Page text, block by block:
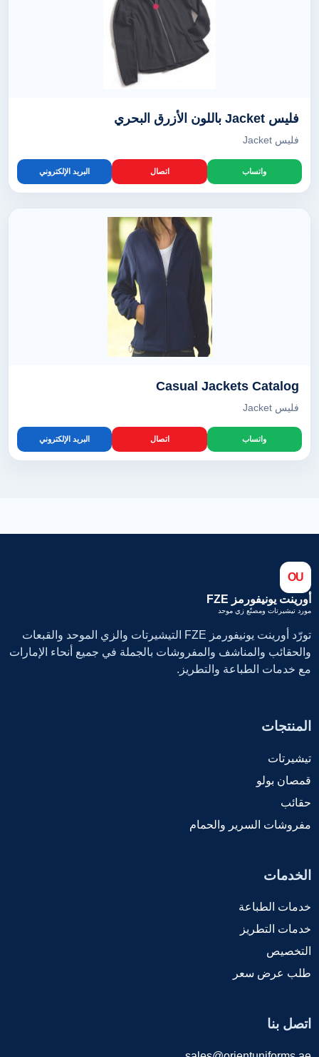
فليس Jacket باللون الأزرق البحري
فليس Jacket
واتساب اتصال البريد الإلكتروني
Casual Jackets Catalog
فليس Jacket
واتساب اتصال البريد الإلكتروني
OU
أورينت يونيفورمز FZE
مورد تيشيرتات ومصنّع زي موحد
تورّد أورينت يونيفورمز FZE التيشيرتات والزي الموحد والقبعات
والحقائب والمناشف والمفروشات بالجملة في جميع أنحاء الإمارات
مع خدمات الطباعة والتطريز.
المنتجات
تيشيرتات
قمصان بولو
حقائب
مفروشات السرير والحمام
الخدمات
خدمات الطباعة
خدمات التطريز
التخصيص
طلب عرض سعر
اتصل بنا